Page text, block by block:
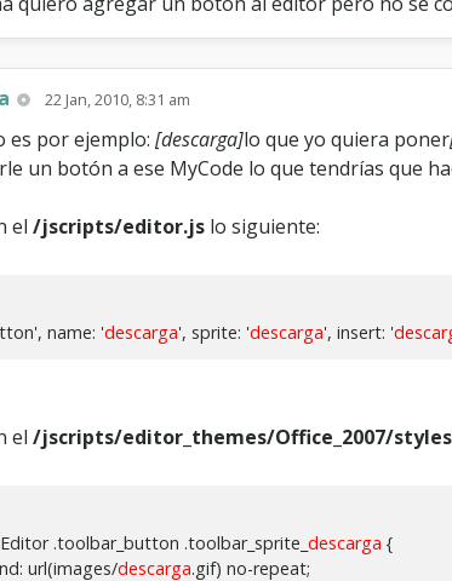
22 Jan, 2010, 8:31 am
es por ejemplo: [descarga]lo que yo quiera poner
un botón a ese MyCode lo que tendrías que
el /jscripts/editor.js lo siguiente:
name: 'descarga', sprite: 'descarga', insert: '
el /jscripts/editor_themes/Office_2007/
.toolbar_button .toolbar_sprite_ descarga {
url(images/descarga.gif) no-repeat;